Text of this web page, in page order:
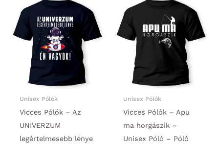
van.
A
változatok
termékoldalon
választhatók
van.
A
Unisex Pólók
Vicces Pólók – Az
UNIVERZUM
legértelmesebb lénye
Unisex Pólók
Vicces Pólók – Apu
ma horgászik –
Unisex Póló – Póló